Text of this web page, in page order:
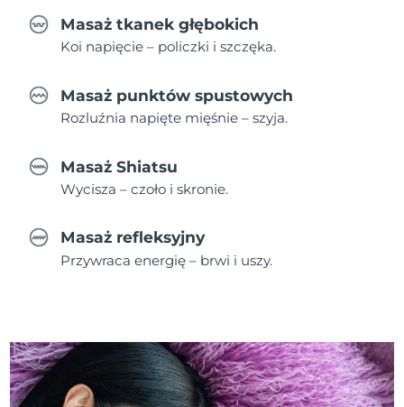
Masaż tkanek głębokich
Koi napięcie – policzki i szczęka.
Masaż punktów spustowych
Rozluźnia napięte mięśnie – szyja.
Masaż Shiatsu
Wycisza – czoło i skronie.
Masaż refleksyjny
Przywraca energię – brwi i uszy.